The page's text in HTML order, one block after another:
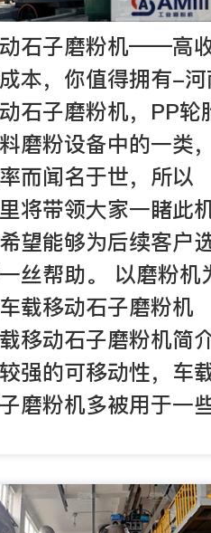
石子磨粉机——高
本，你值得拥有-河
石子磨粉机，PP轮
磨粉设备中的一类，
而闻名于世，所以
将带领大家一睹此
望能够为后续客户
丝帮助。 以磨粉机
载移动石子磨粉机
移动石子磨粉机简
强的可移动性，车
磨粉机多被用于一